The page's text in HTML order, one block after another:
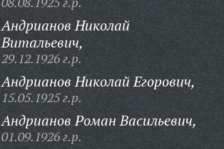
Андрианов Николай
Витальевич,
29.12.1926 г.р.
Андрианов Николай Егорович,
15.05.1925 г.р.
Андрианов Роман Васильевич,
01.09.1926 г.р.